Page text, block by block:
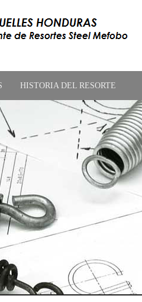
HISTORIA DEL RESORTE